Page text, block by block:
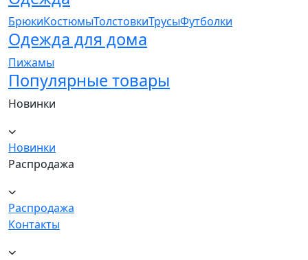
БрюкиКостюмыТолстовкиТрусыФутболки
Одежда для дома
Пижамы
Популярные товары
Новинки
Новинки
Распродажа
Распродажа
Контакты